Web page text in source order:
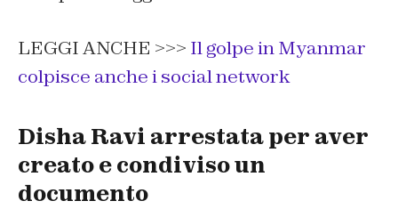
LEGGI ANCHE >>> Il golpe in Myanmar
colpisce anche i social network
Disha Ravi arrestata per aver
creato e condiviso un
documento